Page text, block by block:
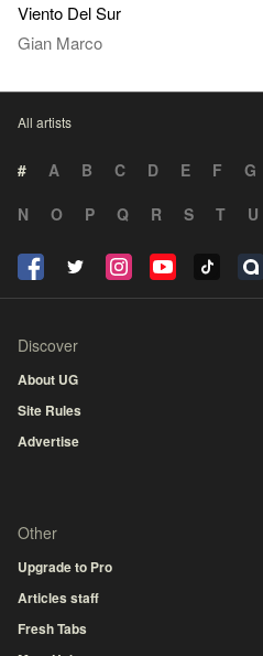
Viento Del Sur
Gian Marco
All artists
# A B C D E F G
N
O P Q R S T U
Discover
About UG
Site Rules
Advertise
Other
Upgrade to Pro
Articles staff
Fresh Tabs